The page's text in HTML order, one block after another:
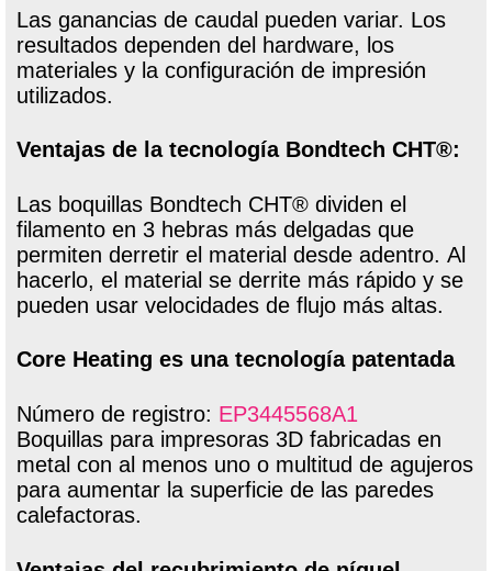
Las ganancias de caudal pueden variar. Los
resultados dependen del hardware, los
materiales y la configuración de impresión
utilizados.
Ventajas de la tecnología Bondtech CHT®:
Las boquillas Bondtech CHT® dividen el
filamento en 3 hebras más delgadas que
permiten derretir el material desde adentro. Al
hacerlo, el material se derrite más rápido y se
pueden usar velocidades de flujo más altas.
Core Heating es una tecnología patentada
Número de registro: EP3445568A1
Boquillas para impresoras 3D fabricadas en
metal con al menos uno o multitud de agujeros
para aumentar la superficie de las paredes
calefactoras.